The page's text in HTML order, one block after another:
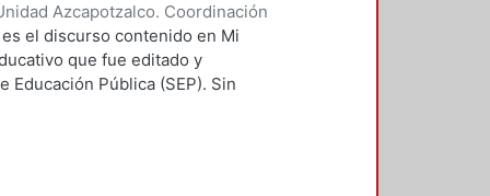
Azcapotzalco. Coordinación
Barón, Claudia
el discurso contenido en Mi
que fue editado y
Pública (SEP). Sin